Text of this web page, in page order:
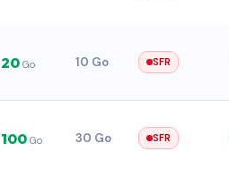
20Go 10 Go SFR
100Go 30 Go SFR